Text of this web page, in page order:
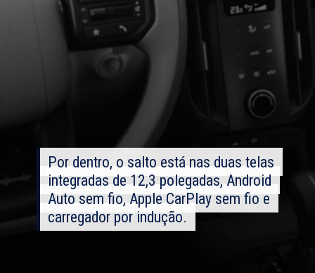
Por dentro, o salto está nas duas telas
integradas de 12,3 polegadas, Android
Auto sem fio, Apple CarPlay sem fio e
carregador por indução.
Por dentro, o salto está nas duas telas
integradas de 12,3 polegadas, Android
Auto sem fio, Apple CarPlay sem fio e
carregador por indução.